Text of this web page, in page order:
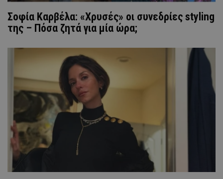
Σοφία Καρβέλα: «Χρυσές» οι συνεδρίες styling
της – Πόσα ζητά για μία ώρα;